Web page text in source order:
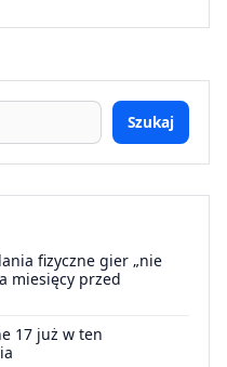
Szukaj
fizyczne gier „nie
miesięcy przed
17 już w ten